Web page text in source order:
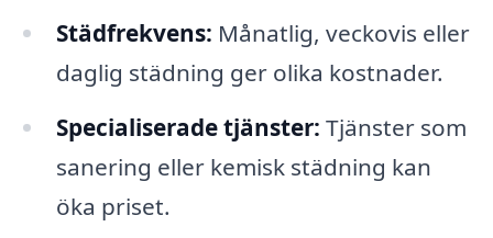
Städfrekvens: Månatlig, veckovis eller
daglig städning ger olika kostnader.
Specialiserade tjänster: Tjänster som
sanering eller kemisk städning kan
öka priset.